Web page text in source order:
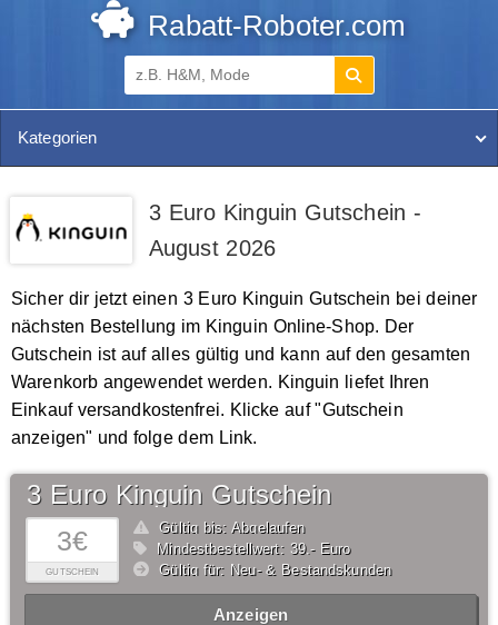
Rabatt-Roboter.com
Kategorien
3 Euro Kinguin Gutschein -
August 2026
Sicher dir jetzt einen 3 Euro Kinguin Gutschein bei deiner
nächsten Bestellung im Kinguin Online-Shop. Der
Gutschein ist auf alles gültig und kann auf den gesamten
Warenkorb angewendet werden. Kinguin liefet Ihren
Einkauf versandkostenfrei. Klicke auf "Gutschein
anzeigen" und folge dem Link.
3€
GUTSCHEIN
3 Euro Kinguin Gutschein
Gültig bis: Abgelaufen
Mindestbestellwert: 39,- Euro
Gültig für: Neu- & Bestandskunden
Anzeigen